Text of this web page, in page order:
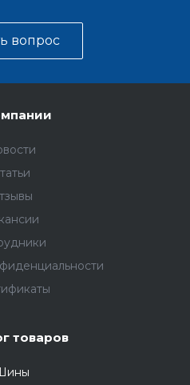
вопрос
товаров